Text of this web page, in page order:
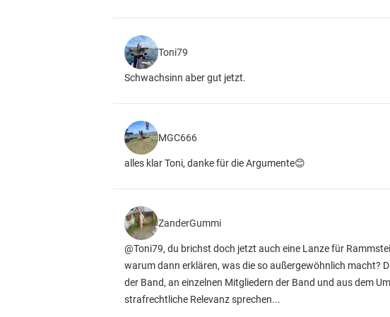
Toni79
Schwachsinn aber gut jetzt.
MGC666
alles klar Toni, danke für die Argumente😊
ZanderGummi
@Toni79, du brichst doch jetzt auch eine Lanze für
warum dann erklären, was die so außergewöhnlich macht?
der Band, an einzelnen Mitgliedern der Band und aus dem
strafrechtliche Relevanz sprechen...